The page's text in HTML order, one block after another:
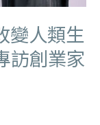
變人類生
創業家